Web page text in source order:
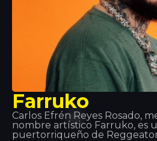
Farruko
Carlos Efrén Reyes Rosado,
nombre artístico Farruko, es
puertorriqueño de